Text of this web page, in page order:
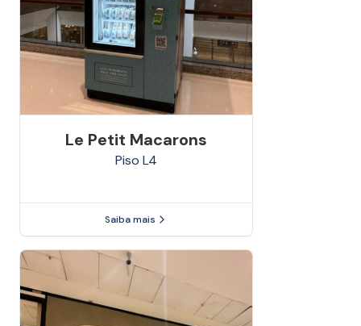
Le Petit Macarons
Piso L4
Saiba mais